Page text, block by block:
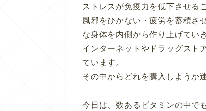
ストレスが免疫力を低下させる
風邪をひかない・疲労を蓄積さ
な身体を内側から作り上げてい
インターネットやドラッグスト
ています。
その中からどれを購入しようか
今日は、数あるビタミンの中でも